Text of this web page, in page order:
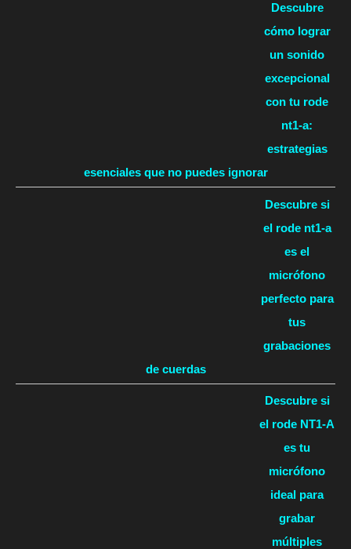
Descubre
cómo lograr
un sonido
excepcional
con tu rode
nt1-a:
estrategias
esenciales que no puedes ignorar
Descubre si
el rode nt1-a
es el
micrófono
perfecto para
tus
grabaciones
de cuerdas
Descubre si
el rode NT1-A
es tu
micrófono
ideal para
grabar
múltiples